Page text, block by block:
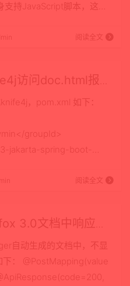
支持JavaScript脚本，这意
的PDF文件时，特别是在
劫持：劫用用户的登录
阅读全文
访问doc.html报
解决
，pom.xml 如下：
groupId>
jakarta-spring-boot-
阅读全文
3.0文档中响应示
问题
自动生成的文档中，不显
： @PostMapping(value